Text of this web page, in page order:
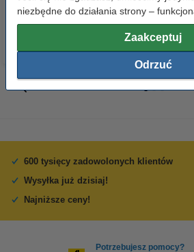
niezbędne do działania strony –
Zaakceptuj
Odrzuć
600 tysięcy zadowolonych klientów
Wysyłka już dzisiaj!
Najniższe ceny!
Potrzebujesz pomocy?